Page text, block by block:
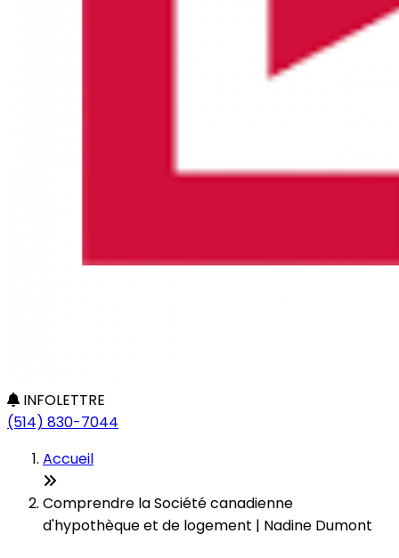
INFOLETTRE
(514) 830-7044
Accueil
Comprendre la Société canadienne
d'hypothèque et de logement | Nadine Dumont